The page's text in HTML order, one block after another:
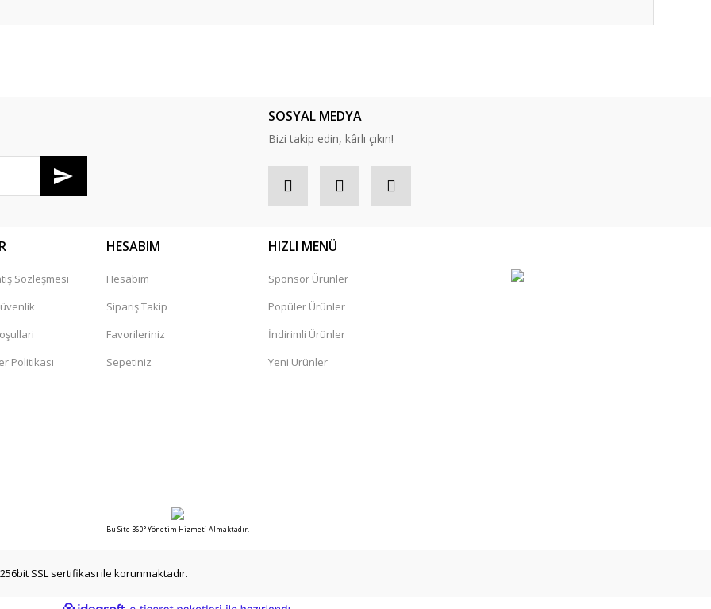
SOSYAL MEDYA
Bizi takip edin, kârlı çıkın!
Sözleşmesi
Politikası
HESABIM
Hesabım
Sipariş Takip
Favorileriniz
Sepetiniz
HIZLI MENÜ
Sponsor Ürünler
Popüler Ürünler
İndirimli Ürünler
Yeni Ürünler
Bu Site 360° Yönetim Hizmeti Almaktadır.
SSL sertifikası ile korunmaktadır.